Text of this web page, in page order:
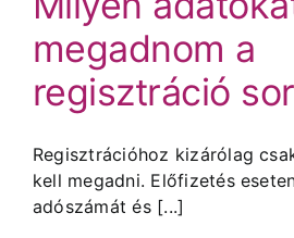
megadnom a
regisztráció
Regisztrációhoz kizárólag
kell megadni. Előfizetés
adószámát és [...]